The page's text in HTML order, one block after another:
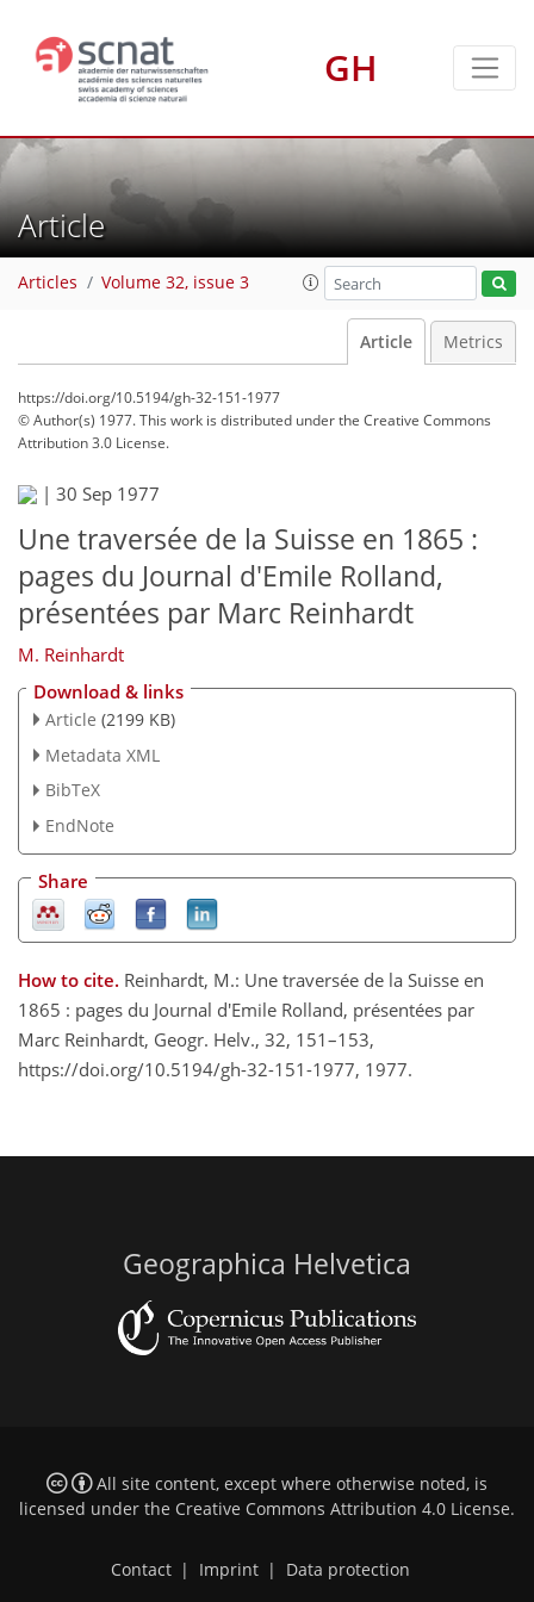
GH
Article
Articles Volume 32, issue 3
Article Metrics
https://doi.org/10.5194/gh-32-151-1977
© Author(s) 1977. This work is distributed underthe Creative Commons
Attribution 3.0 License.
| 30 Sep 1977
Une traversée de la Suisse en 1865 :
pages du Journal d'Emile Rolland,
présentées par Marc Reinhardt
M. Reinhardt
Download & links
Article (2199 KB)
Metadata XML
BibTeX
EndNote
Share
How to cite. Reinhardt, M.: Une traversée de la Suisse en
1865 : pages du Journal d'Emile Rolland, présentées par
Marc Reinhardt, Geogr. Helv., 32, 151–153,
https://doi.org/10.5194/gh-32-151-1977, 1977.
Geographica Helvetica
All site content, except where otherwise noted, is
licensed under the Creative Commons Attribution 4.0 License.
Contact | Imprint | Data protection